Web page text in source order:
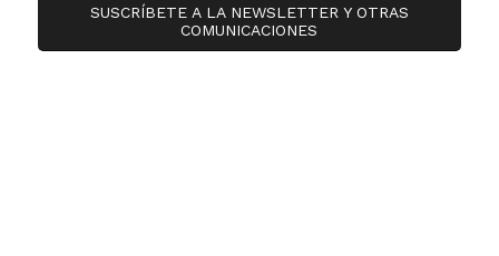
SUSCRÍBETE A LA NEWSLETTER Y OTRAS
COMUNICACIONES